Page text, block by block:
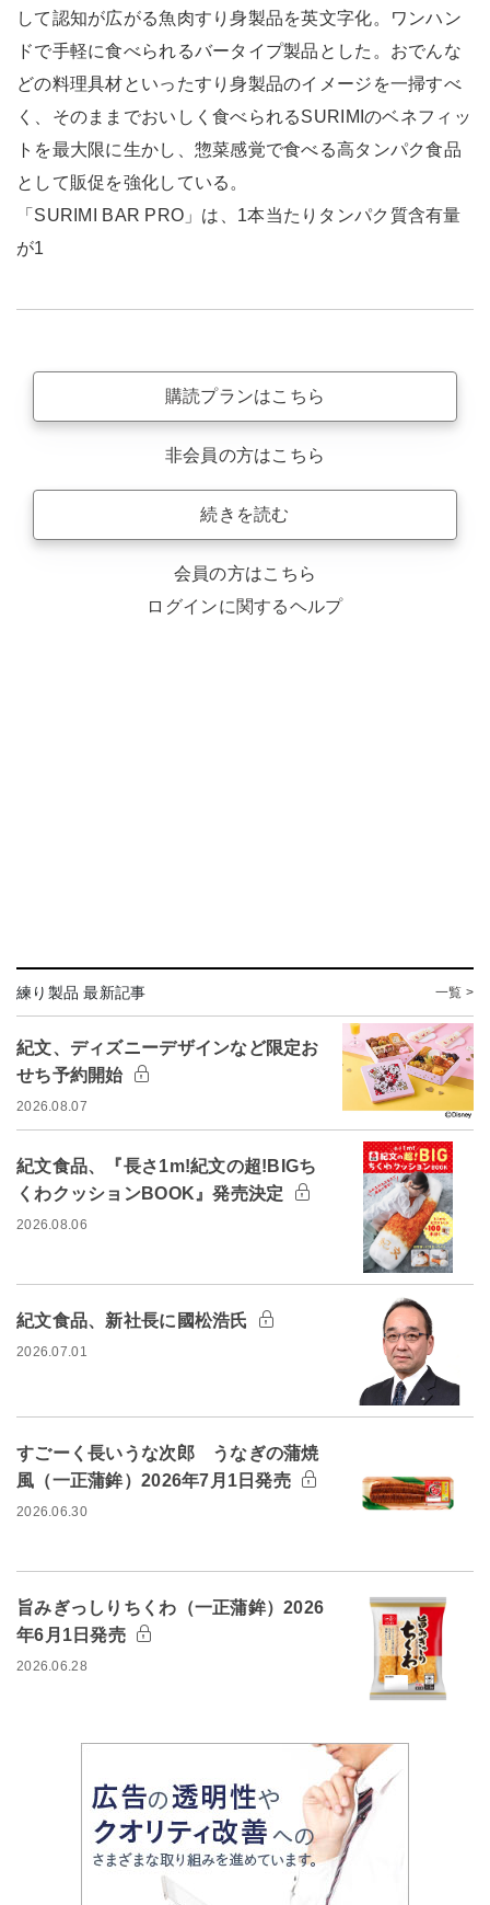
して認知が広がる魚肉すり身製品を英文字化。ワンハン
ドで手軽に食べられるバータイプ製品とした。おでんな
どの料理具材といったすり身製品のイメージを一掃すべ
く、そのままでおいしく食べられるSURIMIのベネフィッ
トを最大限に生かし、惣菜感覚で食べる高タンパク食品
として販促を強化している。
「SURIMI BAR PRO」は、1本当たりタンパク質含有量
が1
購読プランはこちら
非会員の方はこちら
続きを読む
会員の方はこちら
ログインに関するヘルプ
練り製品 最新記事 一覧 >
紀文、ディズニーデザインなど限定お
せち予約開始
2026.08.07
紀文食品、『長さ1m!紀文の超!BIGち
くわクッションBOOK』発売決定
2026.08.06
紀文食品、新社長に國松浩氏
2026.07.01
すごーく長いうな次郎 うなぎの蒲焼
風（一正蒲鉾）2026年7月1日発売
2026.06.30
旨みぎっしりちくわ（一正蒲鉾）2026
年6月1日発売
2026.06.28